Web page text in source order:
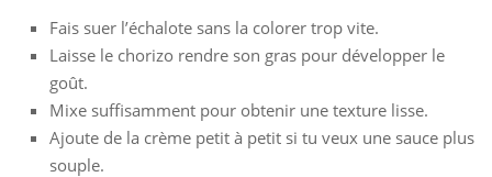
Fais suer l’échalote sans la colorer trop vite.
Laisse le chorizo rendre son gras pour développer le
goût.
Mixe suffisamment pour obtenir une texture lisse.
Ajoute de la crème petit à petit si tu veux une sauce plus
souple.